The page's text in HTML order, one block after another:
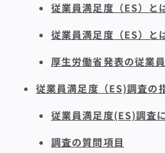
従業員満足度（ES）と
従業員満足度（ES）と
厚生労働省発表の従業
従業員満足度（ES)調査の
従業員満足度(ES)調査
調査の質問項目